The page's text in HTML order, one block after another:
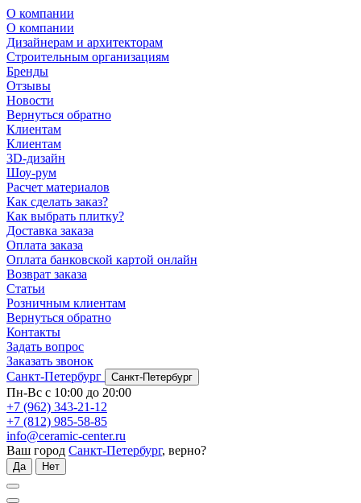
О компании
О компании
Дизайнерам и архитекторам
Строительным организациям
Бренды
Отзывы
Новости
Вернуться обратно
Клиентам
Клиентам
3D-дизайн
Шоу-рум
Расчет материалов
Как сделать заказ?
Как выбрать плитку?
Доставка заказа
Оплата заказа
Оплата банковской картой онлайн
Возврат заказа
Статьи
Розничным клиентам
Вернуться обратно
Контакты
Задать вопрос
Заказать звонок
Санкт-Петербург
Санкт-Петербург
Пн-Вс с 10:00 до 20:00
+7 (962) 343-21-12
+7 (812) 985-58-85
info@ceramic-center.ru
Ваш город Санкт-Петербург, верно?
Да Нет